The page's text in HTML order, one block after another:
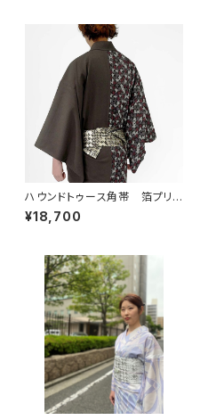
ハウンドトゥース角帯 箔プリン
ト デニム ブラック
¥18,700